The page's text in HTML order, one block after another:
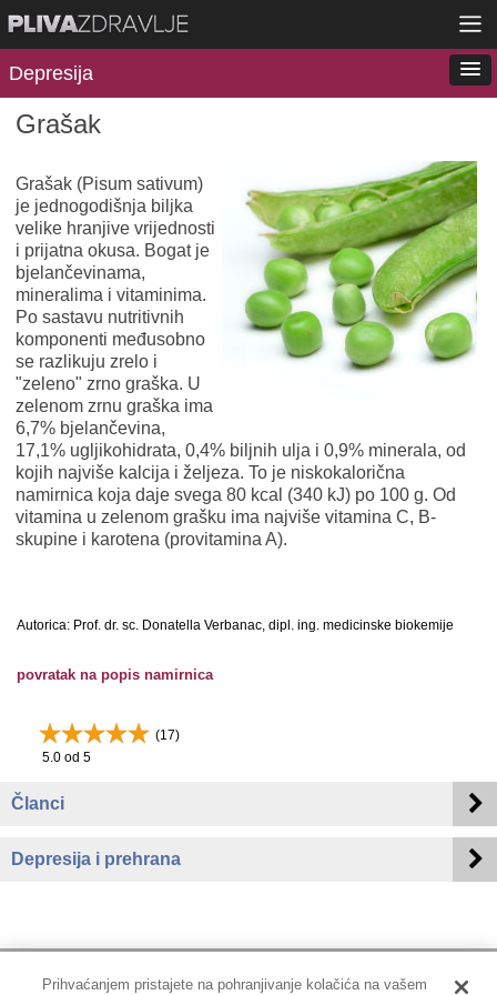
Depresija
Grašak
Grašak (Pisum sativum)
je jednogodišnja biljka
velike hranjive vrijednosti
i prijatna okusa. Bogat je
bjelančevinama,
mineralima i vitaminima.
Po sastavu nutritivnih
komponenti međusobno
se razlikuju zrelo i
"zeleno" zrno graška. U
zelenom zrnu graška ima
6,7% bjelančevina,
17,1% ugljikohidrata, 0,4% biljnih ulja i 0,9% minerala, od
kojih najviše kalcija i željeza. To je niskokalorična
namirnica koja daje svega 80 kcal (340 kJ) po 100 g. Od
vitamina u zelenom grašku ima najviše vitamina C, B-
skupine i karotena (provitamina A).
Autorica: Prof. dr. sc. Donatella Verbanac, dipl. ing. medicinske biokemije
povratak na popis namirnica
(17)
5.0 od 5
Članci
Depresija i prehrana
Prihvaćanjem pristajete na pohranjivanje kolačića na vašem